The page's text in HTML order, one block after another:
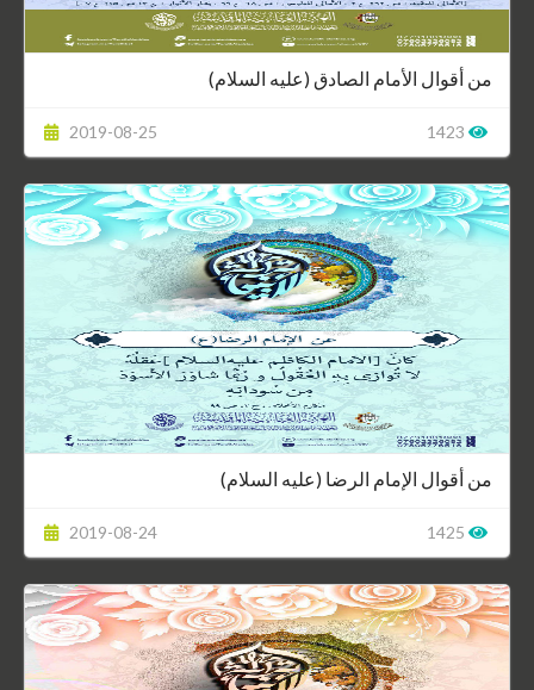
من أقوال الأمام الصادق (عليه السلام)
2019-08-25
من أقوال الإمام الرضا (عليه السلام)
2019-08-24